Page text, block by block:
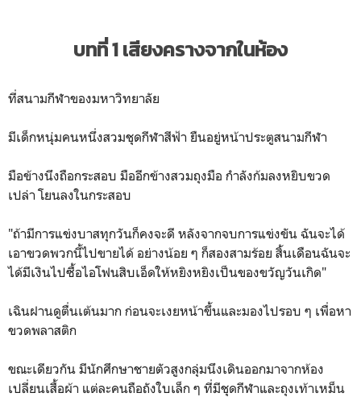
บทที่ 1 เสียงครางจากในห้อง
ที่สนามกีฬาของมหาวิทยาลัย
มีเด็กหนุ่มคนหนึ่งสวมชุดกีฬาสีฟ้า ยืนอยู่หน้าประตูสนามกีฬา
มือข้างนึงถือกระสอบ มืออีกข้างสวมถุงมือ กำลังก้มลงหยิบขวด
เปล่า โยนลงในกระสอบ
"ถ้ามีการแข่งบาสทุกวันก็คงจะดี หลังจากจบการแข่งขัน ฉันจะได้
เอาขวดพวกนี้ไปขายได้ อย่างน้อย ๆ ก็สองสามร้อย สิ้นเดือนฉันจะ
ได้มีเงินไปซื้อไอโฟนสิบเอ็ดให้หยิงหยิงเป็นของขวัญวันเกิด"
เฉินฝานดูตื่นเต้นมาก ก่อนจะเงยหน้าขึ้นและมองไปรอบ ๆ เพื่อหา
ขวดพลาสติก
ขณะเดียวกัน มีนักศึกษาชายตัวสูงกลุ่มนึงเดินออกมาจากห้อง
เปลี่ยนเสื้อผ้า แต่ละคนถือถังใบเล็ก ๆ ที่มีชุดกีฬาและถุงเท้าเหม็น